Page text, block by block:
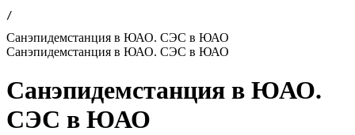
/
Санэпидемстанция в ЮАО. СЭС в ЮАО
Санэпидемстанция в ЮАО. СЭС в ЮАО
Санэпидемстанция в ЮАО.
СЭС в ЮАО